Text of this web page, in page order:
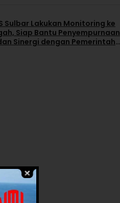
Sulbar Lakukan Monitoring ke
Siap Bantu Penyempurnaan
Sinergi dengan Pemerintah